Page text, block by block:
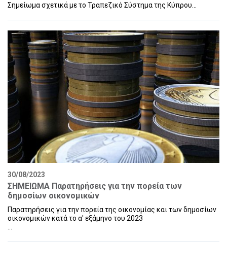
Σημείωμα σχετικά με το Τραπεζικό Σύστημα της Κύπρου...
30/08/2023
ΣΗΜΕΙΩΜΑ Παρατηρήσεις για την πορεία των
δημοσίων οικονομικών
Παρατηρήσεις για την πορεία της οικονομίας και των δημοσίων
οικονομικών κατά το α' εξάμηνο του 2023